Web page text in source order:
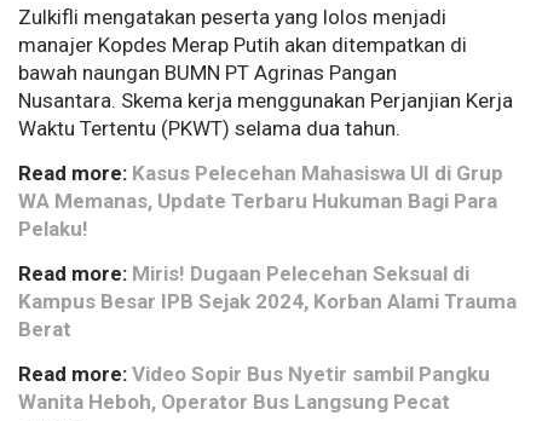
Zulkifli mengatakan peserta yang lolos menjadi
manajer Kopdes Merap Putih akan ditempatkan di
bawah naungan BUMN PT Agrinas Pangan
Nusantara. Skema kerja menggunakan Perjanjian Kerja
Waktu Tertentu (PKWT) selama dua tahun.
Read more: Kasus Pelecehan Mahasiswa UI di Grup
WA Memanas, Update Terbaru Hukuman Bagi Para
Pelaku!
Read more: Miris! Dugaan Pelecehan Seksual di
Kampus Besar IPB Sejak 2024, Korban Alami Trauma
Berat
Read more: Video Sopir Bus Nyetir sambil Pangku
Wanita Heboh, Operator Bus Langsung Pecat